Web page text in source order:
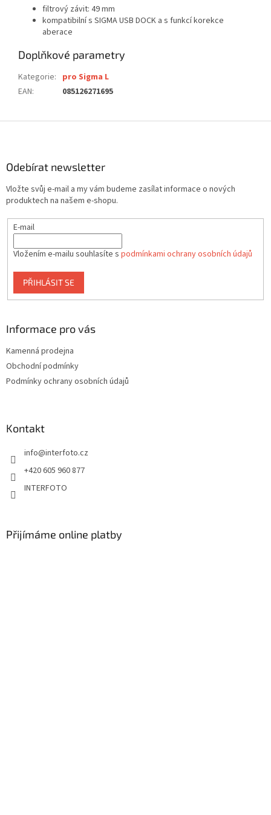
filtrový závit: 49 mm
kompatibilní s SIGMA USB DOCK a s funkcí korekce
aberace
Doplňkové parametry
Kategorie: pro Sigma L
EAN: 085126271695
Odebírat newsletter
Vložte svůj e-mail a my vám budeme zasílat informace o nových
produktech na našem e-shopu.
E-mail
Vložením e-mailu souhlasíte s podmínkami ochrany osobních údajů
PŘIHLÁSIT SE
Informace pro vás
Kamenná prodejna
Obchodní podmínky
Podmínky ochrany osobních údajů
Kontakt
info@interfoto.cz
+420 605 960 877
INTERFOTO
Přijímáme online platby